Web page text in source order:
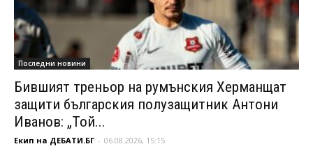
Последни новини
Бившият треньор на румънския Херманщат
защити българския полузащитник Антони
Иванов: „Той...
Екип на ДЕБАТИ.БГ - 06.08.2026, 15:15